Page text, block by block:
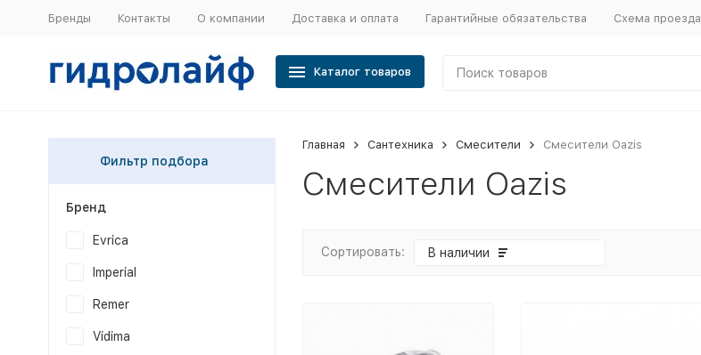
Бренды Контакты О компании Доставка и оплата Гарантийные обязательства Схема проезда
Каталог товаров
Главная Сантехника Смесители Смесители Oazis
Смесители Oazis
Сортировать: В наличии
Фильтр подбора
Бренд
Evrica
Imperial
Remer
Vidima